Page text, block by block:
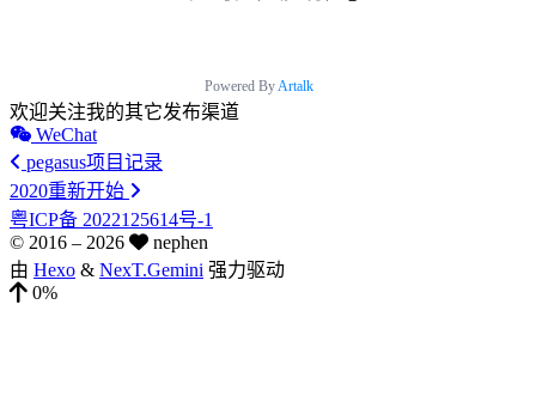
Powered ByArtalk
欢迎关注我的其它发布渠道
WeChat
pegasus项目记录
2020重新开始
粤ICP备 2022125614号-1
© 2016 – 2026
nephen
由 Hexo & NexT.Gemini 强力驱动
0%